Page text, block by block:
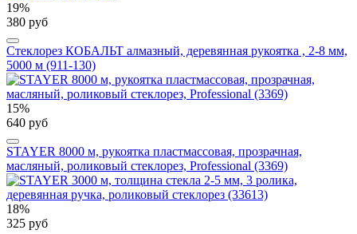
19%
380 руб
Стеклорез КОБАЛЬТ алмазный, деревянная рукоятка , 2-8 мм,
5000 м (911-130)
15%
640 руб
STAYER 8000 м, рукоятка пластмассовая, прозрачная,
масляный, роликовый стеклорез, Professional (3369)
18%
325 руб